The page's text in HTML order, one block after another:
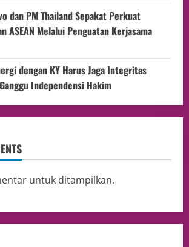
dan PM Thailand Sepakat Perkuat
ASEAN Melalui Penguatan Kerjasama
dengan KY Harus Jaga Integritas
Independensi Hakim
untuk ditampilkan.